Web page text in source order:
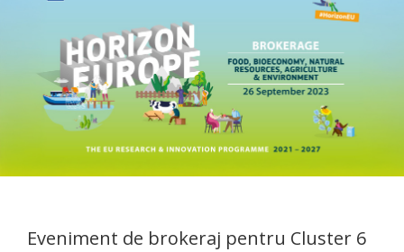
Eveniment de brokeraj pentru Cluster 6